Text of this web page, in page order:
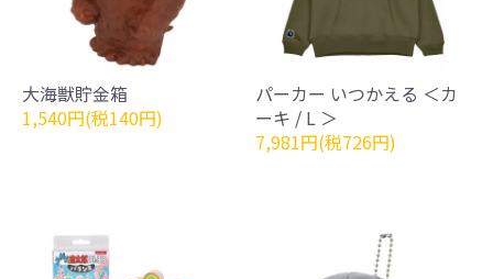
大海獣貯金箱
1,540円(税140円)
パーカー いつかえる ＜カ
ーキ / L ＞
7,981円(税726円)